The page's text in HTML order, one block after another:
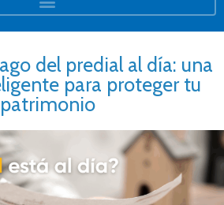
del predial al día: una
para proteger tu
patrimonio